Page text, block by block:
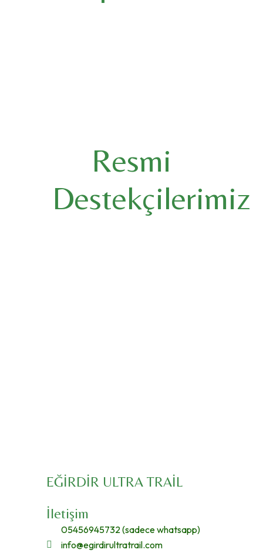
Resmi
Destekçilerimiz
EĞİRDİR ULTRA TRAİL
İletişim
05456945732 (sadece whatsapp)
info@egirdirultratrail.com